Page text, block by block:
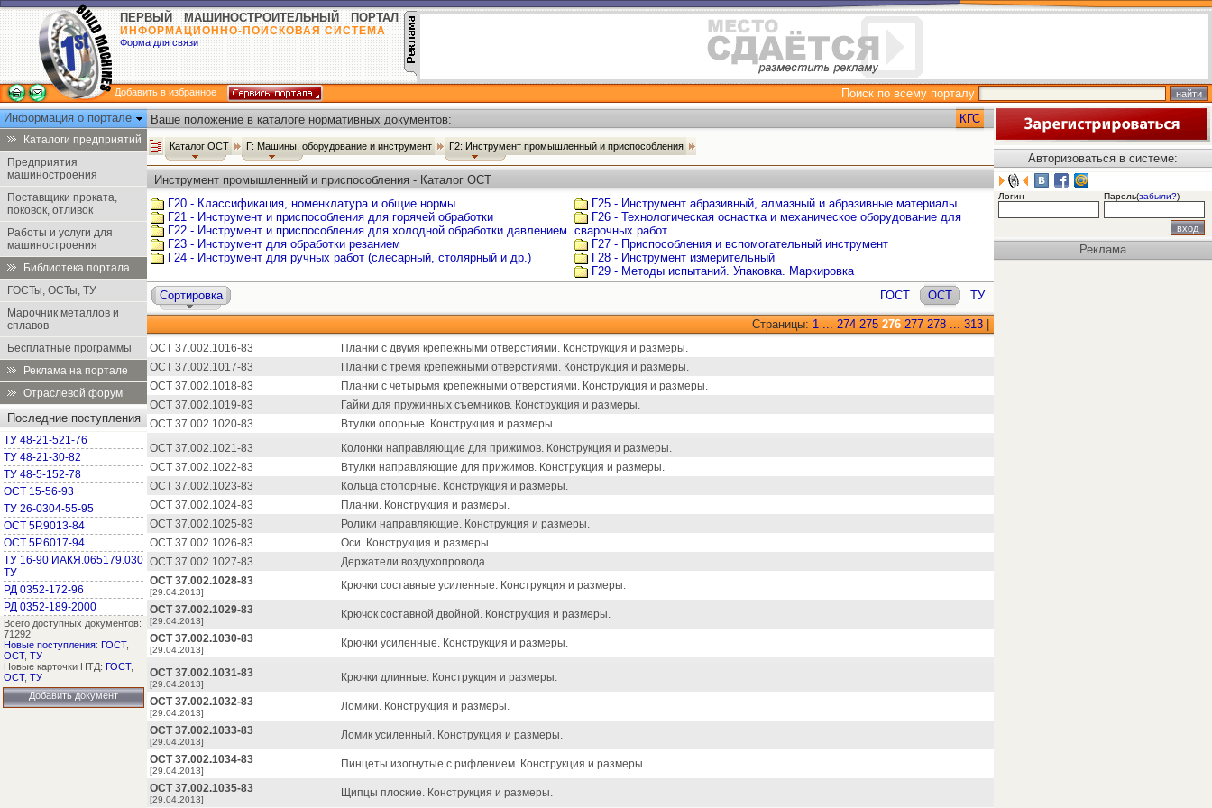
ПЕРВЫЙ МАШИНОСТРОИТЕЛЬНЫЙ ПОРТАЛ
ИНФОРМАЦИОННО-ПОИСКОВАЯ СИСТЕМА
Форма для связи
Добавить в избранное
Поиск по всему порталу
Информация о портале
Каталоги предприятий
Предприятия
машиностроения
Поставщики проката,
поковок, отливок
Работы и услуги для
машиностроения
Библиотека портала
ГОСТы, ОСТы, ТУ
Марочник металлов и
сплавов
Бесплатные программы
Реклама на портале
Отраслевой форум
Последние поступления
ТУ 48-21-521-76
ТУ 48-21-30-82
ТУ 48-5-152-78
ОСТ 15-56-93
ТУ 26-0304-55-95
ОСТ 5Р.9013-84
ОСТ 5Р.6017-94
ТУ 16-90 ИАКЯ.065179.030
ТУ
РД 0352-172-96
РД 0352-189-2000
Всего доступных документов:
71292
Новые поступления: ГОСТ,
ОСТ, ТУ
Новые карточки НТД: ГОСТ,
ОСТ, ТУ
Добавить документ
Ваше положение в каталоге нормативных документов: КГС
Каталог ОСТ Г: Машины, оборудование и инструмент Г2: Инструмент промышленный и приспособления
Инструмент промышленный и приспособления - Каталог ОСТ
Г20 - Классификация, номенклатура и общие нормы
Г21 - Инструмент и приспособления для горячей обработки
Г22 - Инструмент и приспособления для холодной обработки давлением
Г23 - Инструмент для обработки резанием
Г24 - Инструмент для ручных работ (слесарный, столярный и др.)
Г25 - Инструмент абразивный, алмазный и абразивные материалы
Г26 - Технологическая оснастка и механическое оборудование для
сварочных работ
Г27 - Приспособления и вспомогательный инструмент
Г28 - Инструмент измерительный
Г29 - Методы испытаний. Упаковка. Маркировка
Сортировка
ГОСТ ОСТ ТУ
Страницы: 1 ... 274 275 276 277 278 ... 313
ОСТ 37.002.1016-83
Планки с двумя крепежными отверстиями. Конструкция и размеры.
ОСТ 37.002.1017-83
Планки с тремя крепежными отверстиями. Конструкция и размеры.
ОСТ 37.002.1018-83
Планки с четырьмя крепежными отверстиями. Конструкция и размеры.
ОСТ 37.002.1019-83
Гайки для пружинных съемников. Конструкция и размеры.
ОСТ 37.002.1020-83
Втулки опорные. Конструкция и размеры.
ОСТ 37.002.1021-83
Колонки направляющие для прижимов. Конструкция и размеры.
ОСТ 37.002.1022-83
Втулки направляющие для прижимов. Конструкция и размеры.
ОСТ 37.002.1023-83
Кольца стопорные. Конструкция и размеры.
ОСТ 37.002.1024-83
Планки. Конструкция и размеры.
ОСТ 37.002.1025-83
Ролики направляющие. Конструкция и размеры.
ОСТ 37.002.1026-83
Оси. Конструкция и размеры.
ОСТ 37.002.1027-83
Держатели воздухопровода.
ОСТ 37.002.1028-83
[29.04.2013]
Крючки составные усиленные. Конструкция и размеры.
ОСТ 37.002.1029-83
[29.04.2013]
Крючок составной двойной. Конструкция и размеры.
ОСТ 37.002.1030-83
[29.04.2013]
Крючки усиленные. Конструкция и размеры.
ОСТ 37.002.1031-83
[29.04.2013]
Крючки длинные. Конструкция и размеры.
ОСТ 37.002.1032-83
[29.04.2013]
Ломики. Конструкция и размеры.
ОСТ 37.002.1033-83
[29.04.2013]
Ломик усиленный. Конструкция и размеры.
ОСТ 37.002.1034-83
[29.04.2013]
Пинцеты изогнутые с рифлением. Конструкция и размеры.
ОСТ 37.002.1035-83
[29.04.2013]
Щипцы плоские. Конструкция и размеры.
Авторизоваться в системе:
Логин Пароль(забыли?)
Реклама